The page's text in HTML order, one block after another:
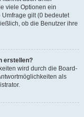
viele Optionen ein
gilt (0 bedeutet
ob die Benutzer ihre
erstellen?
wird durch die Board-
als